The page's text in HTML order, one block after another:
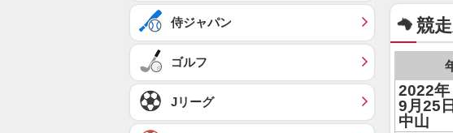
競
2022年
9月25日
中山
侍ジャパン
ゴルフ
Jリーグ